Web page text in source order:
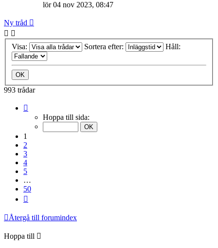
lör 04 nov 2023, 08:47
Ny tråd
Visa: Sortera efter: Håll:
993 trådar
Hoppa till sida:
1
2
3
4
5
…
50
Återgå till forumindex
Hoppa till